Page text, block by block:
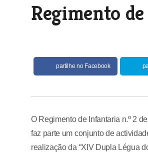
Regimento
partilhe no Facebook
O Regimento de Infantaria n.º 2
faz parte um conjunto de
realização da “XIV Dupla Légua